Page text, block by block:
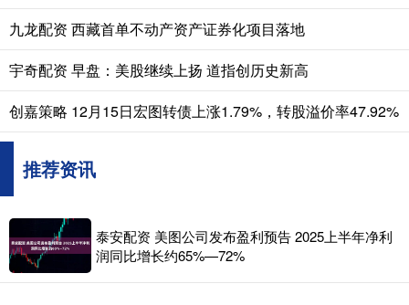
九龙配资 西藏首单不动产资产证券化项目落地
宇奇配资 早盘：美股继续上扬 道指创历史新高
创嘉策略 12月15日宏图转债上涨1.79%，转股溢价率47.92%
推荐资讯
泰安配资 美图公司发布盈利预告 2025上半年净利
润同比增长约65%—72%